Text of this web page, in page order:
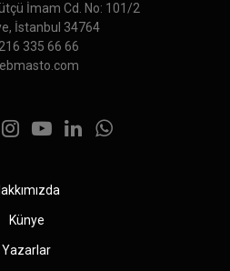
İmam Cd. No: 101/2
İstanbul 34764
335 66 66
Instagram
YouTubeLinkedInWhatsApp
Künye
Yazarlar